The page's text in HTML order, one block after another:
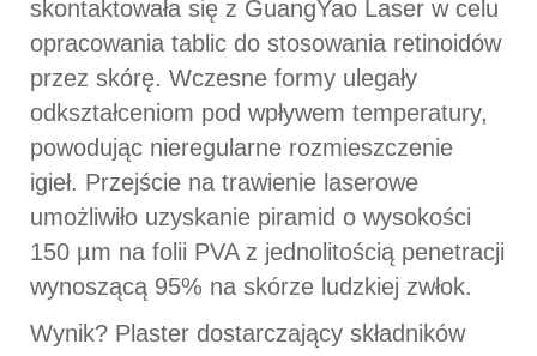
skontaktowała się z GuangYao Laser w celu
opracowania tablic do stosowania retinoidów
przez skórę. Wczesne formy ulegały
odkształceniom pod wpływem temperatury,
powodując nieregularne rozmieszczenie
igieł. Przejście na trawienie laserowe
umożliwiło uzyskanie piramid o wysokości
150 µm na folii PVA z jednolitością penetracji
wynoszącą 95% na skórze ludzkiej zwłok.
Wynik? Plaster dostarczający składników